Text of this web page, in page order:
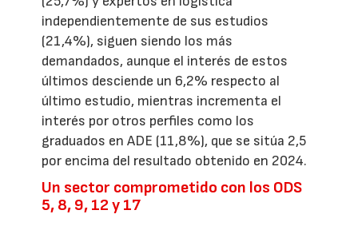
independientemente de sus estudios
(21,4%), siguen siendo los más
demandados, aunque el interés de estos
últimos desciende un 6,2% respecto al
último estudio, mientras incrementa el
interés por otros perfiles como los
graduados en ADE (11,8%), que se sitúa 2,5
por encima del resultado obtenido en 2024.
Un sector comprometido con los ODS
5, 8, 9, 12 y 17